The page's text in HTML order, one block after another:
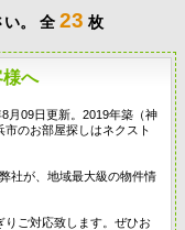
。 全 23 枚
様へ
月09日更新。2019年築（神
のお部屋探しはネクスト
社が、地域最大級の物件情
りご対応致します。ぜひお